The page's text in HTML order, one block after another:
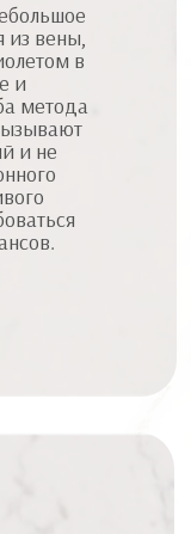
из вены,
в
и
метода
и не